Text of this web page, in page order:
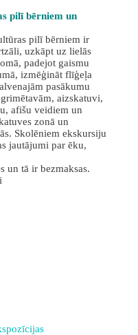
pilī bērniem un
pilī bērniem ir
uzkāpt uz lielās
padejot gaismu
izmēģināt flīģeļa
pasākumu
aizskatuvi,
afišu veidiem un
zonā un
Skolēniem ekskursiju
jautājumi par ēku,
un tā ir bezmaksas.